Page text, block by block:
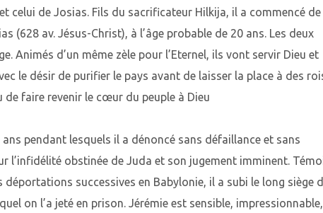
celui de Josias. Fils du sacrificateur Hilkija, il a commencé de
(628 av. Jésus-Christ), à l’âge probable de 20 ans. Les deux
Animés d’un même zèle pour l’Eternel, ils vont servir Dieu et
le désir de purifier le pays avant de laisser la place à des
de faire revenir le cœur du peuple à Dieu
pendant lesquels il a dénoncé sans défaillance et sans
l’infidélité obstinée de Juda et son jugement imminent.
successives en Babylonie, il a subi le long siège
on l’a jeté en prison. Jérémie est sensible, impressionnable,